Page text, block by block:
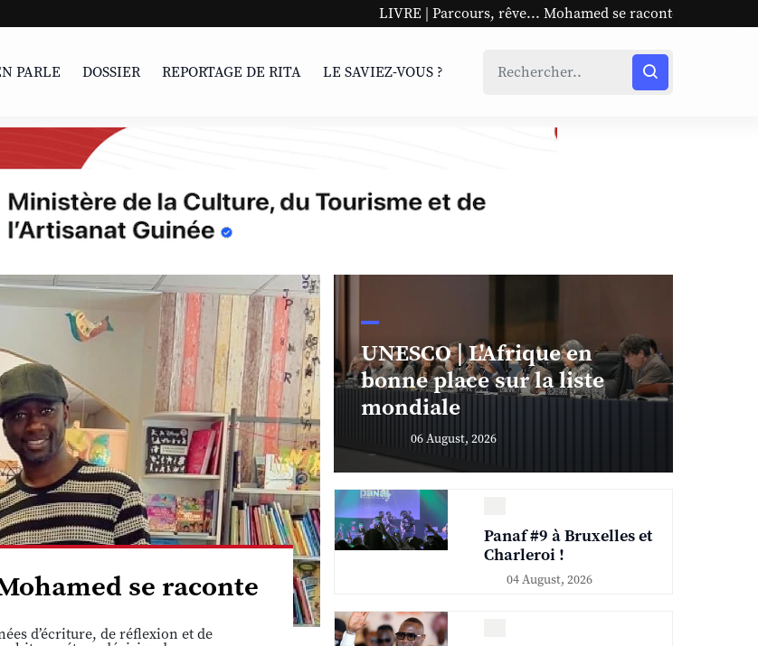
LIVRE | Parcours, rêve... Mohamed se raconte UNESCO | L'Afrique en
PARLE DOSSIER REPORTAGE DE RITA LE SAVIEZ-VOUS ?
se raconte
d’écriture, de réflexion et de
UNESCO | L'Afrique en
bonne place sur la liste
mondiale
06 August, 2026
Panaf #9 à Bruxelles et
Charleroi !
04 August, 2026